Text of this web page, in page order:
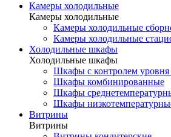
Камеры холодильные
Камеры холодильные
Камеры холодильные
Камеры холодильные
Холодильные шкафы
Холодильные шкафы
Шкафы с контролем уровня
Шкафы комбинированные
Шкафы
Шкафы
Витрины
Витрины